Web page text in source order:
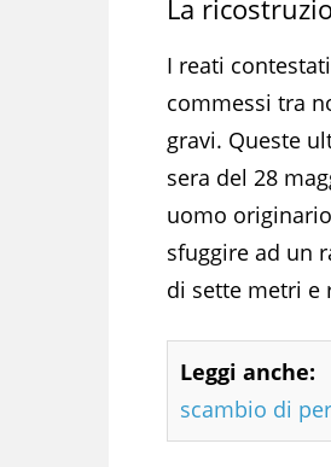
La
I reati
commessi tra
gravi. Queste
sera del 28
uomo
sfuggire ad un
di sette metri e
Leggi anche:
scambio di